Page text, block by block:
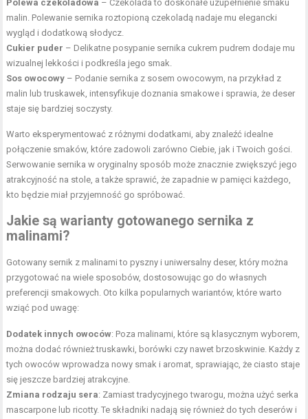
Polewa czekoladowa – Czekolada to doskonałe uzupełnienie smaku
malin. Polewanie sernika roztopioną czekoladą nadaje mu elegancki
wygląd i dodatkową słodycz.
Cukier puder – Delikatne posypanie sernika cukrem pudrem dodaje mu
wizualnej lekkości i podkreśla jego smak.
Sos owocowy – Podanie sernika z sosem owocowym, na przykład z
malin lub truskawek, intensyfikuje doznania smakowe i sprawia, że deser
staje się bardziej soczysty.
Warto eksperymentować z różnymi dodatkami, aby znaleźć idealne
połączenie smaków, które zadowoli zarówno Ciebie, jak i Twoich gości.
Serwowanie sernika w oryginalny sposób może znacznie zwiększyć jego
atrakcyjność na stole, a także sprawić, że zapadnie w pamięci każdego,
kto będzie miał przyjemność go spróbować.
Jakie są warianty gotowanego sernika z
malinami?
Gotowany sernik z malinami to pyszny i uniwersalny deser, który można
przygotować na wiele sposobów, dostosowując go do własnych
preferencji smakowych. Oto kilka popularnych wariantów, które warto
wziąć pod uwagę:
Dodatek innych owoców: Poza malinami, które są klasycznym wyborem,
można dodać równieżtruskawki , borówki czy nawet brzoskwinie. Każdy z
tych owoców wprowadza nowy smak i aromat, sprawiając, że ciasto staje
się jeszcze bardziej atrakcyjne.
Zmiana rodzaju sera: Zamiast tradycyjnego twarogu, można użyć serka
mascarpone lub ricotty. Te składniki nadają się również do tych deserów i